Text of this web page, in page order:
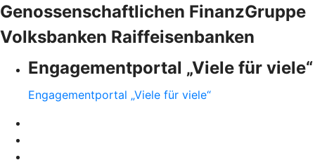
Genossenschaftlichen FinanzGruppe
Volksbanken Raiffeisenbanken
Engagementportal „Viele für viele“
Engagementportal „Viele für viele“